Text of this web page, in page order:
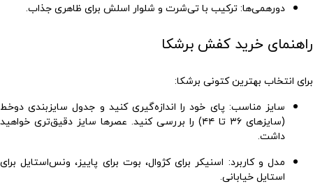
دورهمی‌ها: ترکیب با تی‌شرت و شلوار اسلش برای ظاهری جذاب.
راهنمای خرید کفش برشکا
برای انتخاب بهترینکتونی برشکا:
سایز مناسب: پای خود را اندازه‌گیری کنید و جدول سایزبندی دوخط
(سایزهای ۳۶ تا ۴۴) را بررسی کنید. عصرها سایز دقیق‌تری خواهید
داشت.
مدل و کاربرد: اسنیکر برای کژوال، بوت برای پاییز، ونس‌استایل برای
استایل خیابانی.